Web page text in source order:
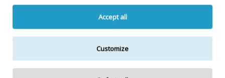
μαλλιά απλώστε καλά μια μικρή ποσότητα στις παλάμες σας,
εφαρμόστε στα μαλλιά και κάντε οποιοδήποτε στυλ επιθυμείτε.
Συστατικά:Aqua, Polyvinylpyrrolidone, Propylene Glycol,
Acrylates, Copolymer, Polysorbate 20, Glycerin, Triethanolamine,
Carboner, Sodium Hydroxide, Phonoxyethanol, Ethylhexylglycerin,
Parfum.
Accept all
Customize